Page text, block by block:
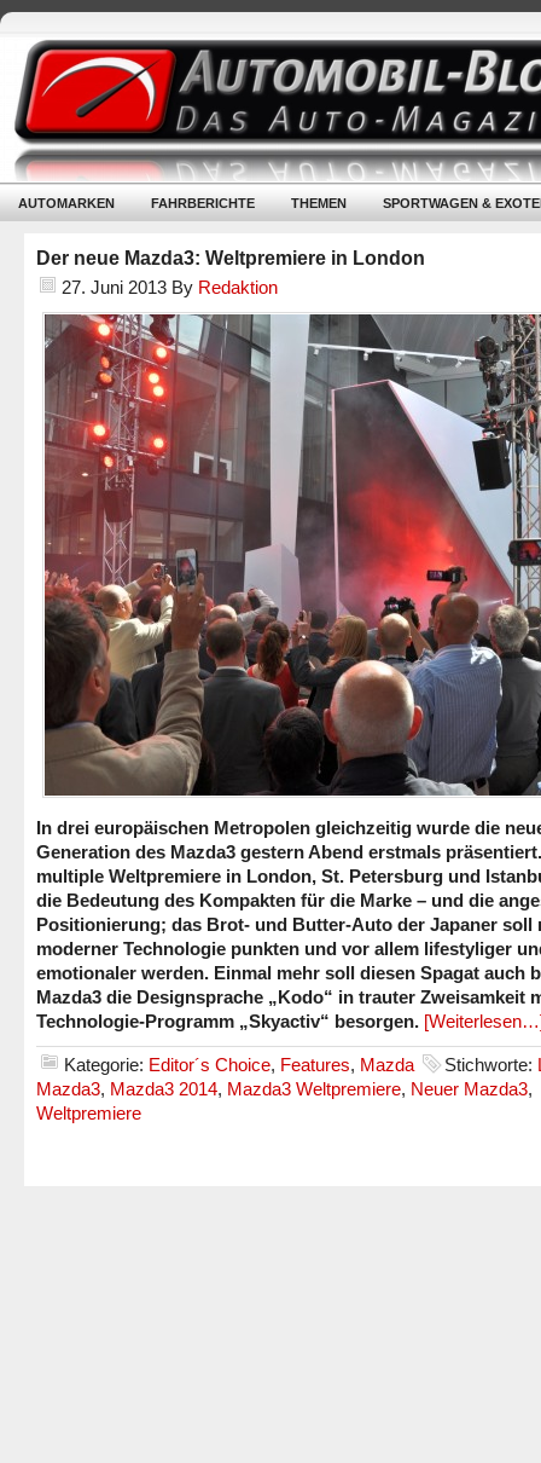
AUTOMARKEN FAHRBERICHTE THEMEN SPORTWAGEN &
Der neue Mazda3: Weltpremiere in London
27. Juni 2013 By Redaktion
In drei europäischen Metropolen gleichzeitig wurde die
Generation des Mazda3 gestern Abend erstmals
multiple Weltpremiere in London, St. Petersburg und
die Bedeutung des Kompakten für die Marke – und die
Positionierung; das Brot- und Butter-Auto der Japaner soll
moderner Technologie punkten und vor allem lifestyliger
emotionaler werden. Einmal mehr soll diesen Spagat auch
Mazda3 die Designsprache „Kodo“ in trauter Zweisamkeit
Technologie-Programm „Skyactiv“ besorgen.
Kategorie: Editor´s Choice, Features, Mazda Stichworte:
Mazda3, Mazda3 2014, Mazda3 Weltpremiere, Neuer Mazda3,
Weltpremiere